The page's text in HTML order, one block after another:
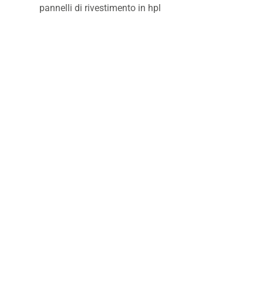
pannelli di rivestimento in hpl